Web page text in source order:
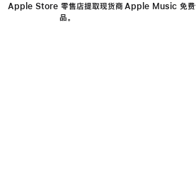
Apple Store 零售店提取现货商
品。
Apple Music 免费